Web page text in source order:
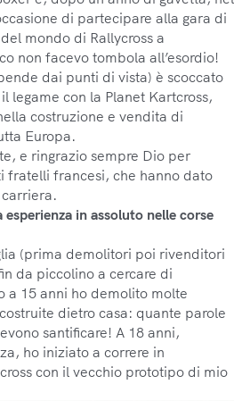
di partecipare alla gara di
mondo di Rallycross a
non facevo tombola all’esordio!
dai punti di vista) è scoccato
legame con la Planet Kartcross,
costruzione e vendita di
Europa.
e ringrazio sempre Dio per
fratelli francesi, che hanno dato
carriera.
in assoluto nelle corse
(prima demolitori poi rivenditori
da piccolino a cercare di
a 15 anni ho demolito molte
dietro casa: quante parole
santificare! A 18 anni,
ho iniziato a correre in
con il vecchio prototipo di mio